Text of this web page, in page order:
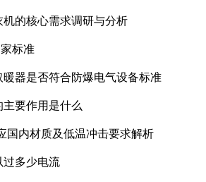
机的核心需求调研与分析
标准
暖器是否符合防爆电气设备标准
要作用是什么
国内材质及低温冲击要求解析
过多少电流